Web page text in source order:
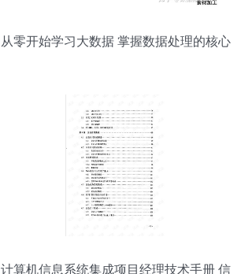
从零开始学习大数据 掌握数据处理的核心
计算机信息系统集成项目经理技术手册 信